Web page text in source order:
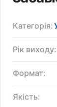
Категорія:
Рік виходу:
Формат:
Якість: